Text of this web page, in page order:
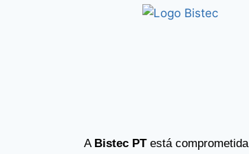
A Bistec PTestá